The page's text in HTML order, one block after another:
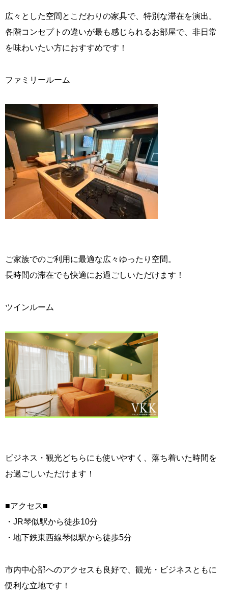
広々とした空間とこだわりの家具で、特別な滞在を演出。
各階コンセプトの違いが最も感じられるお部屋で、非日常
を味わいたい方におすすめです！
ファミリールーム
ご家族でのご利用に最適な広々ゆったり空間。
長時間の滞在でも快適にお過ごしいただけます！
ツインルーム
ビジネス・観光どちらにも使いやすく、落ち着いた時間を
お過ごしいただけます！
■アクセス■
・JR琴似駅から徒歩10分
・地下鉄東西線琴似駅から徒歩5分
市内中心部へのアクセスも良好で、観光・ビジネスともに
便利な立地です！